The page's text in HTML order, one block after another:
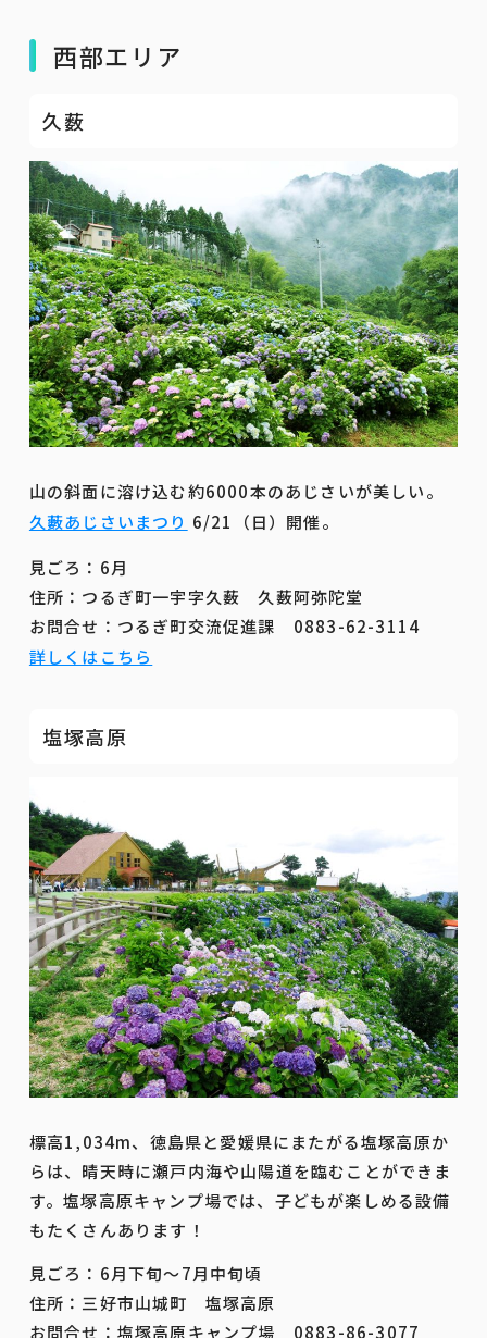
西部エリア
久薮
山の斜面に溶け込む約6000本のあじさいが美しい。
久藪あじさいまつり 6/21（日）開催。
見ごろ：6月
住所：つるぎ町一宇字久薮 久薮阿弥陀堂
お問合せ：つるぎ町交流促進課 0883-62-3114
詳しくはこちら
塩塚高原
標高1,034m、徳島県と愛媛県にまたがる塩塚高原か
らは、晴天時に瀬戸内海や山陽道を臨むことができま
す。塩塚高原キャンプ場では、子どもが楽しめる設備
もたくさんあります！
見ごろ：6月下旬～7月中旬頃
住所：三好市山城町 塩塚高原
お問合せ：塩塚高原キャンプ場 0883-86-3077